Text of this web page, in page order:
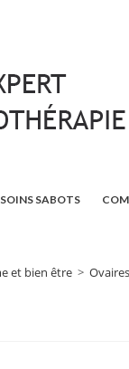
SOINS SABOTS
et bien être >